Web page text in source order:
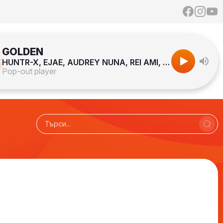
GOLDEN
HUNTR-X, EJAE, AUDREY NUNA, REI AMI, KPOP DEMON HUNTERS CAST
Pop-out player